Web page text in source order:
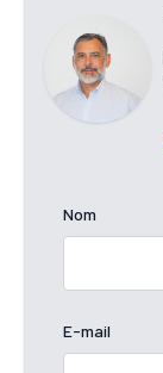
Nom
E-mail